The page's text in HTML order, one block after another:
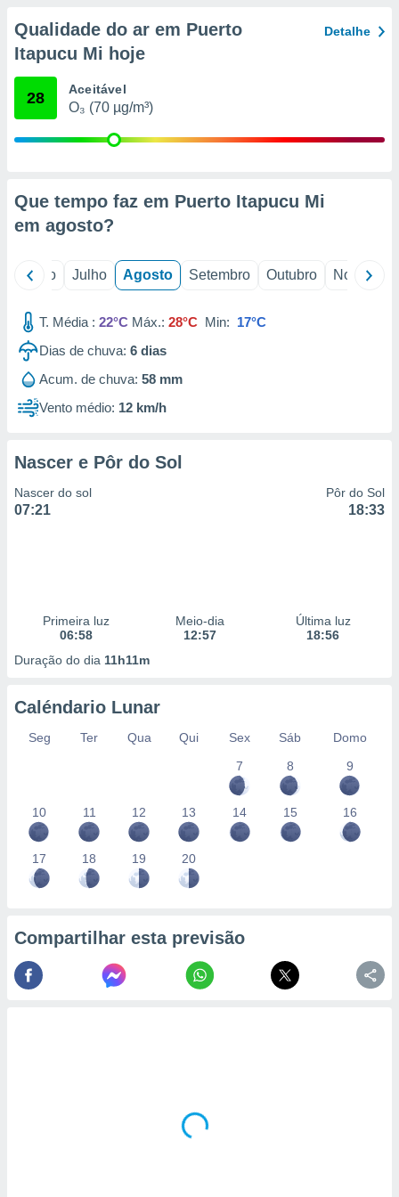
através
estudos
de
1199
Qualidade do ar em Puerto
Itapucu Mi hoje
Detalhe
28 Aceitável
O₃ (70 µg/m³)
Que tempo faz em Puerto Itapucu Mi
em agosto?
Junho Julho Agosto Setembro Outubro Novembro
T. Média : 22°C Máx.: 28°C Min: 17°C
Dias de chuva: 6 dias
Acum. de chuva: 58 mm
Vento médio: 12 km/h
Nascer e Pôr do Sol
Nascer do sol
07:21
Pôr do Sol
18:33
Primeira luz
06:58
Meio-dia
12:57
Última luz
18:56
Duração do dia 11h11m
Caléndario Lunar
Seg Ter Qua Qui Sex Sáb
Domo
7
8 9
10 11 12 13 14 15 16
17 18 19 20
Compartilhar esta previsão